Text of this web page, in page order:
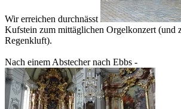
Wir erreichen durchnässt
Kufstein zum mittäglichen Orgelkonzert (und
Regenkluft).
Nach einem Abstecher nach Ebbs -